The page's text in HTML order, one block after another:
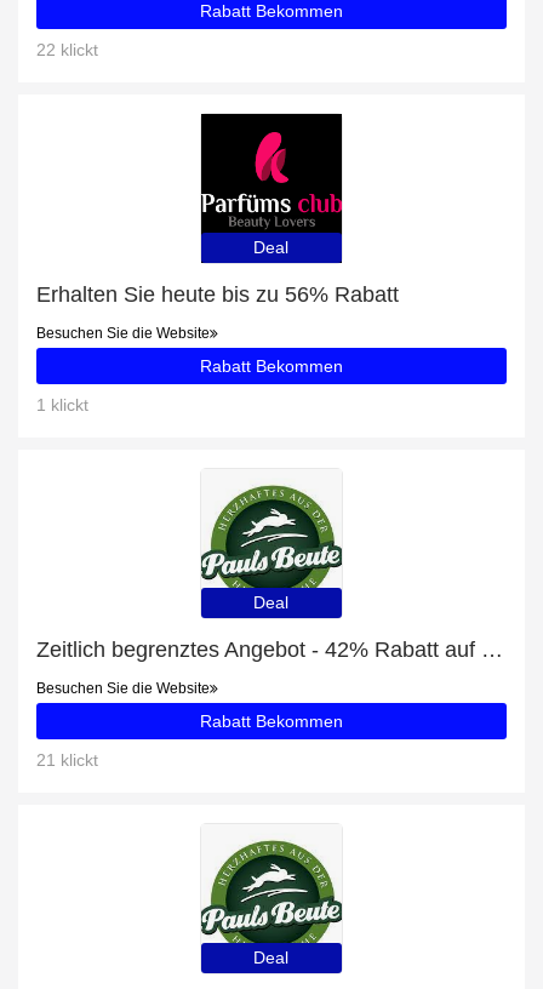
Rabatt Bekommen
22 klickt
Deal
Erhalten Sie heute bis zu 56% Rabatt
Besuchen Sie die Website
Rabatt Bekommen
1 klickt
Deal
Zeitlich begrenztes Angebot - 42% Rabatt auf Lümmel 500g
Besuchen Sie die Website
Rabatt Bekommen
21 klickt
Deal